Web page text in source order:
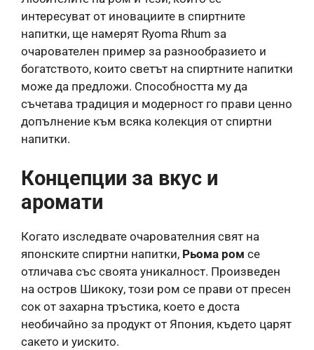
интересуват от иновациите в спиртните
напитки, ще намерят Ryoma Rhum за
очарователен пример за разнообразието и
богатството, които светът на спиртните напитки
може да предложи. Способността му да
съчетава традиция и модерност го прави ценно
допълнение към всяка колекция от спиртни
напитки.
Концепции за вкус и
аромати
Когато изследвате очарователния свят на
японските спиртни напитки, Рьома ром се
отличава със своята уникалност. Произведен
на остров Шикоку, този ром се прави от пресен
сок от захарна тръстика, което е доста
необичайно за продукт от Япония, където царят
сакето и уискито.